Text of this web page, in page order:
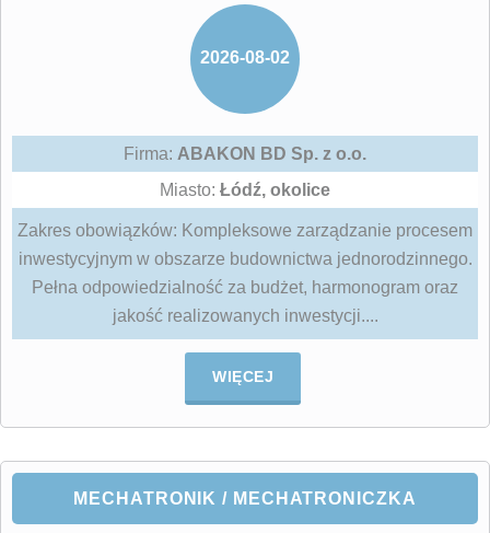
2026-08-02
Firma: ABAKON BD Sp. z o.o.
Miasto: Łódź, okolice
Zakres obowiązków: Kompleksowe zarządzanie procesem
inwestycyjnym w obszarze budownictwa jednorodzinnego.
Pełna odpowiedzialność za budżet, harmonogram oraz
jakość realizowanych inwestycji....
WIĘCEJ
MECHATRONIK / MECHATRONICZKA